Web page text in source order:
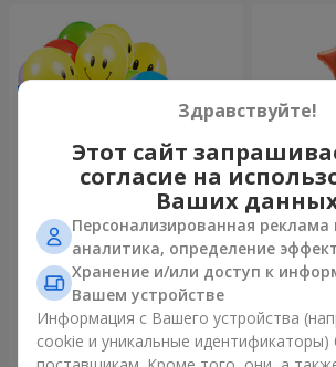
Коллекция шариков
"Веселый День Рождения" -
3 шарика
Заказать
Фонтан
Здравствуйте!
Этот сайт
согласие на
Ваших
Персонализированная реклама
аналитика, определение
Хранение и/или доступ к
Вашем устройстве
Информация с Вашего устройства
cookie и уникальные идентификаторы)